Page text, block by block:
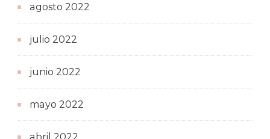
agosto 2022
julio 2022
junio 2022
mayo 2022